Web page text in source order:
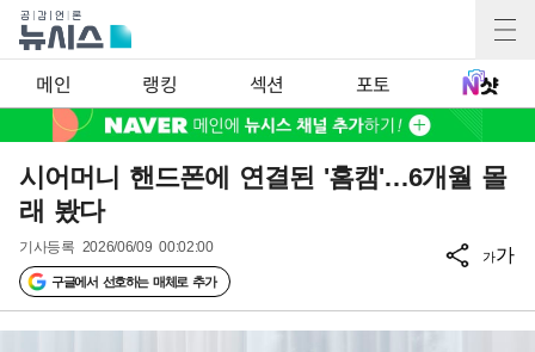
메인 랭킹 섹션 포토
시어머니 핸드폰에 연결된 '홈캠'…6개월 몰
래 봤다
기사등록 2026/06/09 00:02:00
구글에서 선호하는 매체로 추가
가가